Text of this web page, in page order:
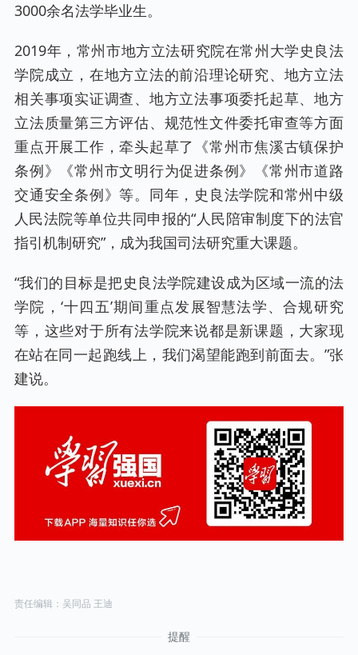
3000余名法学毕业生。
2019年，常州市地方立法研究院在常州大学史良法
学院成立，在地方立法的前沿理论研究、地方立法
相关事项实证调查、地方立法事项委托起草、地方
立法质量第三方评估、规范性文件委托审查等方面
重点开展工作，牵头起草了《常州市焦溪古镇保护
条例》《常州市文明行为促进条例》《常州市道路
交通安全条例》等。同年，史良法学院和常州中级
人民法院等单位共同申报的“人民陪审制度下的法官
指引机制研究”，成为我国司法研究重大课题。
“我们的目标是把史良法学院建设成为区域一流的法
学院，‘十四五’期间重点发展智慧法学、合规研究
等，这些对于所有法学院来说都是新课题，大家现
在站在同一起跑线上，我们渴望能跑到前面去。”张
建说。
责任编辑：吴同品 王迪